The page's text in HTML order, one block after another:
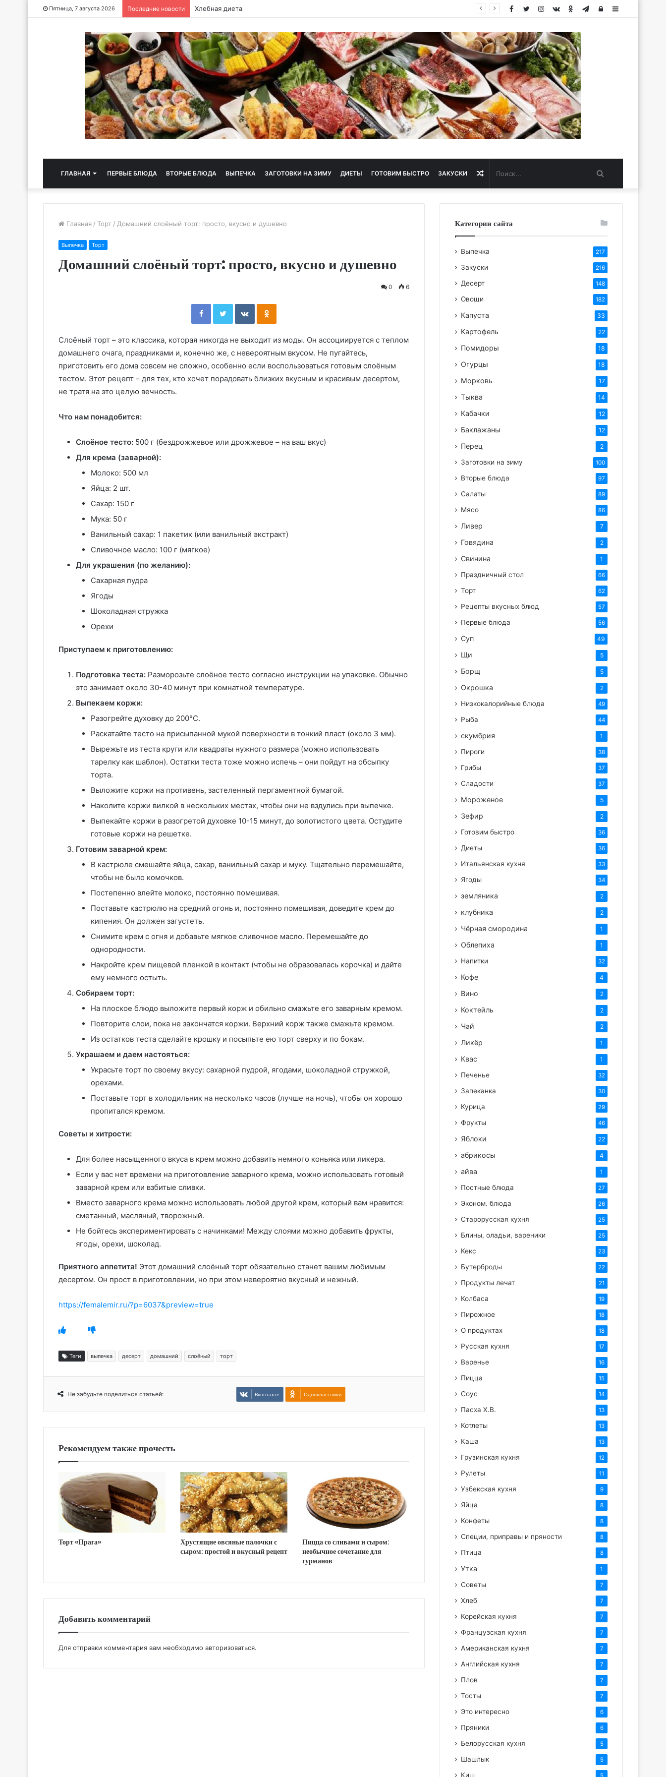
Пятница, 7 августа 2026 Последние новости Хлебная диета Sidebar
Авторизация
Telegram
Одноклассники
vk.com
Instagram
Twitter
Facebook
ГЛАВНАЯ ПЕРВЫЕ БЛЮДА ВТОРЫЕ БЛЮДА ВЫПЕЧКА ЗАГОТОВКИ НА ЗИМУ ДИЕТЫ ГОТОВИМ БЫСТРО ЗАКУСКИ Случайная
статья
Главная / Торт / Домашний слоёный торт: просто, вкусно и душевно
Выпечка Торт
Домашний слоёный торт: просто, вкусно и душевно
0 6
FacebookTwitterВконтактеОдноклассники
Слоёный торт – это классика, которая никогда не выходит из моды. Он ассоциируется с теплом
домашнего очага, праздниками и, конечно же, с невероятным вкусом. Не пугайтесь,
приготовить его дома совсем не сложно, особенно если воспользоваться готовым слоёным
тестом. Этот рецепт – для тех, кто хочет порадовать близких вкусным и красивым десертом,
не тратя на это целую вечность.
Что нам понадобится:
Слоёное тесто: 500 г (бездрожжевое или дрожжевое – на ваш вкус)
Для крема (заварной):
Молоко: 500 мл
Яйца: 2 шт.
Сахар: 150 г
Мука: 50 г
Ванильный сахар: 1 пакетик (или ванильный экстракт)
Сливочное масло: 100 г (мягкое)
Для украшения (по желанию):
Сахарная пудра
Ягоды
Шоколадная стружка
Орехи
Приступаем к приготовлению:
Подготовка теста: Разморозьте слоёное тесто согласно инструкции на упаковке. Обычно
это занимает около 30-40 минут при комнатной температуре.
Выпекаем коржи:
Разогрейте духовку до 200°C.
Раскатайте тесто на присыпанной мукой поверхности в тонкий пласт (около 3 мм).
Вырежьте из теста круги или квадраты нужного размера (можно использовать
тарелку как шаблон). Остатки теста тоже можно испечь – они пойдут на обсыпку
торта.
Выложите коржи на противень, застеленный пергаментной бумагой.
Наколите коржи вилкой в нескольких местах, чтобы они не вздулись при выпечке.
Выпекайте коржи в разогретой духовке 10-15 минут, до золотистого цвета. Остудите
готовые коржи на решетке.
Готовим заварной крем:
В кастрюле смешайте яйца, сахар, ванильный сахар и муку. Тщательно перемешайте,
чтобы не было комочков.
Постепенно влейте молоко, постоянно помешивая.
Поставьте кастрюлю на средний огонь и, постоянно помешивая, доведите крем до
кипения. Он должен загустеть.
Снимите крем с огня и добавьте мягкое сливочное масло. Перемешайте до
однородности.
Накройте крем пищевой пленкой в контакт (чтобы не образовалась корочка) и дайте
ему немного остыть.
Собираем торт:
На плоское блюдо выложите первый корж и обильно смажьте его заварным кремом.
Повторите слои, пока не закончатся коржи. Верхний корж также смажьте кремом.
Из остатков теста сделайте крошку и посыпьте ею торт сверху и по бокам.
Украшаем и даем настояться:
Украсьте торт по своему вкусу: сахарной пудрой, ягодами, шоколадной стружкой,
орехами.
Поставьте торт в холодильник на несколько часов (лучше на ночь), чтобы он хорошо
пропитался кремом.
Советы и хитрости:
Для более насыщенного вкуса в крем можно добавить немного коньяка или ликера.
Если у вас нет времени на приготовление заварного крема, можно использовать готовый
заварной крем или взбитые сливки.
Вместо заварного крема можно использовать любой другой крем, который вам нравится:
сметанный, масляный, творожный.
Не бойтесь экспериментировать с начинками! Между слоями можно добавить фрукты,
ягоды, орехи, шоколад.
Приятного аппетита! Этот домашний слоёный торт обязательно станет вашим любимым
десертом. Он прост в приготовлении, но при этом невероятно вкусный и нежный.
https://femalemir.ru/?p=6037&preview=true
Теги выпечка десерт домашний слоёный торт
Не забудьте поделиться статьей: Вконтакте Одноклассники
Рекомендуем также прочесть
Торт «Прага»
Хрустящие овсяные палочки с
сыром: простой и вкусный рецепт
Пицца со сливами и сыром:
необычное сочетание для
гурманов
Добавить комментарий
Для отправки комментария вам необходимо авторизоваться.
Категории сайта
Выпечка 217
Закуски 216
Десерт 148
Овощи 182
Капуста 33
Картофель 22
Помидоры 18
Огурцы 18
Морковь 17
Тыква 14
Кабачки 12
Баклажаны 12
Перец 2
Заготовки на зиму 100
Вторые блюда 97
Салаты 89
Мясо 86
Ливер 7
Говядина 2
Свинина 1
Праздничный стол 66
Торт 62
Рецепты вкусных блюд 57
Первые блюда 56
Суп 49
Щи 5
Борщ 5
Окрошка 2
Низкокалорийные блюда 49
Рыба 44
скумбрия 1
Пироги 38
Грибы 37
Сладости 37
Мороженое 5
Зефир 2
Готовим быстро 36
Диеты 36
Итальянская кухня 33
Ягоды 34
земляника 2
клубника 2
Чёрная смородина 1
Облепиха 1
Напитки 32
Кофе 4
Вино 2
Коктейль 2
Чай 2
Ликёр 1
Квас 1
Печенье 32
Запеканка 30
Курица 29
Фрукты 46
Яблоки 22
абрикосы 4
айва 1
Постные блюда 27
Эконом. блюда 26
Старорусская кухня 25
Блины, оладьи, вареники 25
Кекс 23
Бутерброды 22
Продукты лечат 21
Колбаса 19
Пирожное 18
О продуктах 18
Русская кухня 17
Варенье 16
Пицца 15
Соус 14
Пасха Х.В. 13
Котлеты 13
Каша 13
Грузинская кухня 12
Рулеты 11
Узбекская кухня 9
Яйца 8
Конфеты 8
Специи, приправы и пряности 8
Птица 8
Утка 1
Советы 7
Хлеб 7
Корейская кухня 7
Французская кухня 7
Американская кухня 7
Английская кухня 7
Плов 7
Тосты 7
Это интересно 6
Пряники 6
Белорусская кухня 5
Шашлык 5
Киш 5